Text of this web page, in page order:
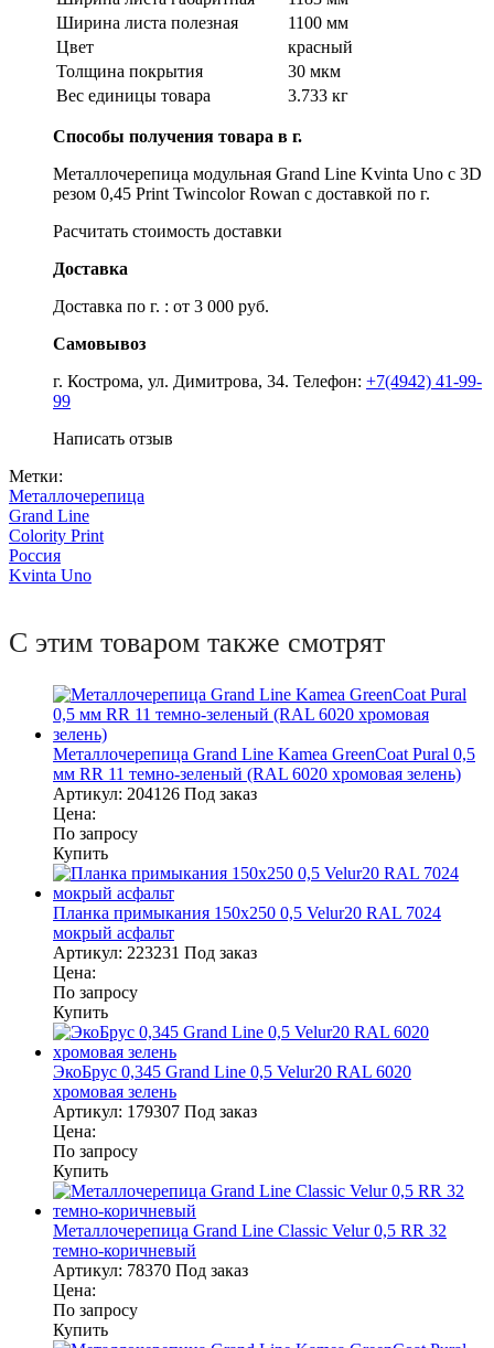
Ширина листа полезная
1100 мм
Цвет
красный
Толщина покрытия
30 мкм
Вес единицы товара
3.733 кг
Способы получения товара в г.
Металлочерепица модульная Grand Line Kvinta Uno c 3D
резом 0,45 Print Twincolor Rowan с доставкой по г.
Расчитать стоимость доставки
Доставка
Доставка по г. : от 3 000 руб.
Самовывоз
г. Кострома, ул. Димитрова, 34. Телефон: +7(4942) 41-99-
99
Написать отзыв
Метки:
Металлочерепица
Grand Line
Colority Print
Россия
Kvinta Uno
С этим товаром также смотрят
Металлочерепица Grand Line Kamea GreenCoat Pural 0,5
мм RR 11 темно-зеленый (RAL 6020 хромовая зелень)
Артикул: 204126 Под заказ
Цена:
По запросу
Купить
Планка примыкания 150х250 0,5 Velur20 RAL 7024
мокрый асфальт
Артикул: 223231 Под заказ
Цена:
По запросу
Купить
ЭкоБрус 0,345 Grand Line 0,5 Velur20 RAL 6020
хромовая зелень
Артикул: 179307 Под заказ
Цена:
По запросу
Купить
Металлочерепица Grand Line Classic Velur 0,5 RR 32
темно-коричневый
Артикул: 78370 Под заказ
Цена:
По запросу
Купить